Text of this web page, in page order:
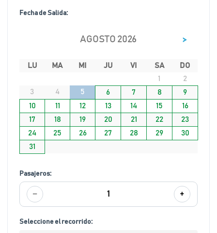
Fecha de Salida:
AGOSTO 2026 >
LU MA MI JU VI SA
DO
1
2
3
4 5 6 7 8
9
10
11 12 13 14 15
16
17
18 19 20 21 22
23
24
25 26 27 28 29
30
31
Pasajeros:
− 1 +
Seleccione el recorrido: